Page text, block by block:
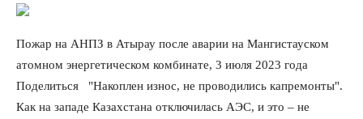
Пожар на АНПЗ в Атырау после аварии на Мангистауском
атомном энергетическом комбинате, 3 июля 2023 года
Поделиться "Накоплен износ, не проводились капремонты".
Как на западе Казахстана отключилась АЭС, и это – не